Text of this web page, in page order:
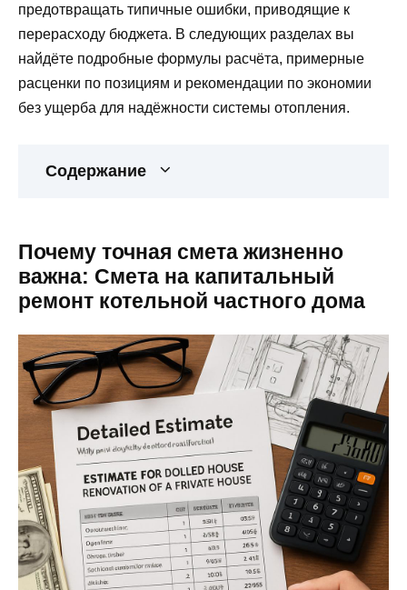
предотвращать типичные ошибки, приводящие к
перерасходу бюджета. В следующих разделах вы
найдёте подробные формулы расчёта, примерные
расценки по позициям и рекомендации по экономии
без ущерба для надёжности системы отопления.
Содержание
Почему точная смета жизненно
важна: Смета на капитальный
ремонт котельной частного дома